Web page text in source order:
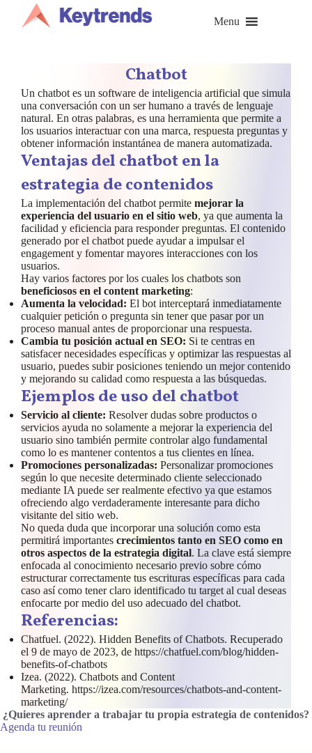
contenido
Menu
Chatbot
Un chatbot es un software de inteligencia artificial que simula
una conversación con un ser humano a través de lenguaje
natural. En otras palabras, es una herramienta que permite a
los usuarios interactuar con una marca, respuesta preguntas y
obtener información instantánea de manera automatizada.
Ventajas del chatbot en la
estrategia de contenidos
La implementación del chatbot permite mejorar la
experiencia del usuario en el sitio web, ya que aumenta la
facilidad y eficiencia para responder preguntas. El contenido
generado por el chatbot puede ayudar a impulsar el
engagement y fomentar mayores interacciones con los
usuarios.
Hay varios factores por los cuales los chatbots son
beneficiosos en el content marketing:
Aumenta la velocidad: El bot interceptará inmediatamente
cualquier petición o pregunta sin tener que pasar por un
proceso manual antes de proporcionar una respuesta.
Cambia tu posición actual en SEO: Si te centras en
satisfacer necesidades específicas y optimizar las respuestas al
usuario, puedes subir posiciones teniendo un mejor contenido
y mejorando su calidad como respuesta a las búsquedas.
Ejemplos de uso del chatbot
Servicio al cliente: Resolver dudas sobre productos o
servicios ayuda no solamente a mejorar la experiencia del
usuario sino también permite controlar algo fundamental
como lo es mantener contentos a tus clientes en línea.
Promociones personalizadas: Personalizar promociones
según lo que necesite determinado cliente seleccionado
mediante IA puede ser realmente efectivo ya que estamos
ofreciendo algo verdaderamente interesante para dicho
visitante del sitio web.
No queda duda que incorporar una solución como esta
permitirá importantes crecimientos tanto en SEO como en
otros aspectos de la estrategia digital. La clave está siempre
enfocada al conocimiento necesario previo sobre cómo
estructurar correctamente tus escrituras específicas para cada
caso así como tener claro identificado tu target al cual deseas
enfocarte por medio del uso adecuado del chatbot.
Referencias:
Chatfuel. (2022). Hidden Benefits of Chatbots. Recuperado
el 9 de mayo de 2023, de https://chatfuel.com/blog/hidden-
benefits-of-chatbots
Izea. (2022). Chatbots and Content
Marketing. https://izea.com/resources/chatbots-and-content-
marketing/
¿Quieres aprender a trabajar tu propia estrategia de contenidos?
Agenda tu reunión